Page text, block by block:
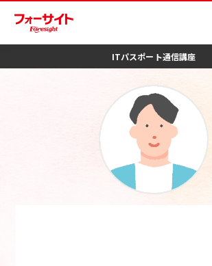
ITパスポート通信講座